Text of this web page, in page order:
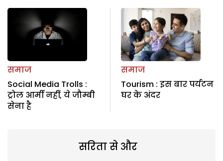
समाज
Social Media Trolls :
ट्रोल आर्मी नहीं, ये जौम्बी
सेना है
समाज
Tourism : इस बार पर्यटन
घर के अंदर
सरिता से और